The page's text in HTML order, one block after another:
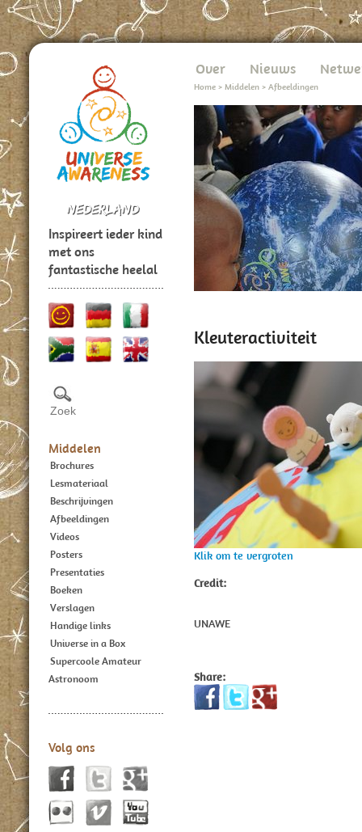
Inspireert ieder kind
met ons
fantastische heelal
Middelen
Brochures
Lesmateriaal
Beschrijvingen
Afbeeldingen
Videos
Posters
Presentaties
Boeken
Verslagen
Handige links
Universe in a Box
Supercoole Amateur
Astronoom
Volg ons
Over Nieuws
Home > Middelen > Afbeeldingen
Kleuteractiviteit
Klik om te vergroten
Credit:
UNAWE
Share: